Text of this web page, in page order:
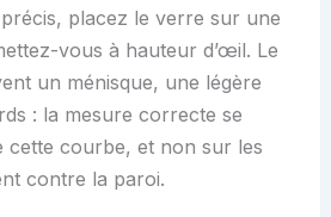
placez le verre sur une
vous à hauteur d’œil. Le
un ménisque, une légère
: la mesure correcte se
cette courbe, et non sur les
contre la paroi.